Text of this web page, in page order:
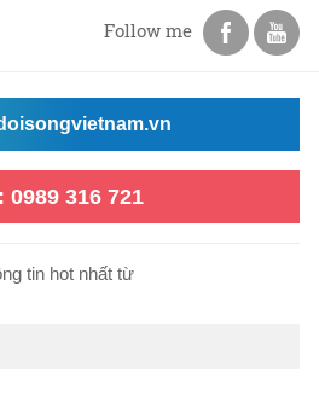
Follow me
316 721
tin hot nhất từ